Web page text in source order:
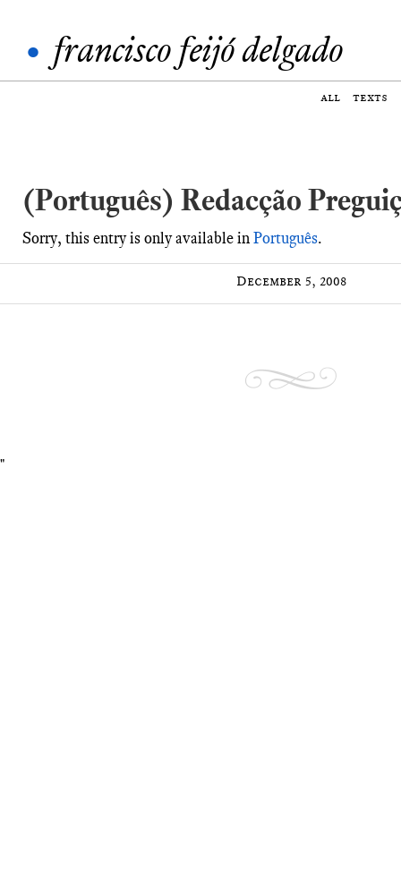
• francisco feijó delgado
all texts
(Português) Redacção
Sorry, this entry is only available inPortuguês.
December 5, 2008
"